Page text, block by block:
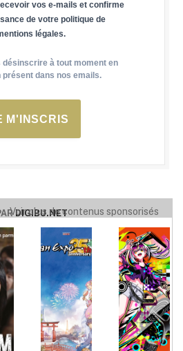
vos e-mails et confirme
de votre politique de
légales.
désinscrire à tout moment en
dans nos emails.
M'INSCRIS
DIGIBU.NET
Voir plus de contenus sponsorisés